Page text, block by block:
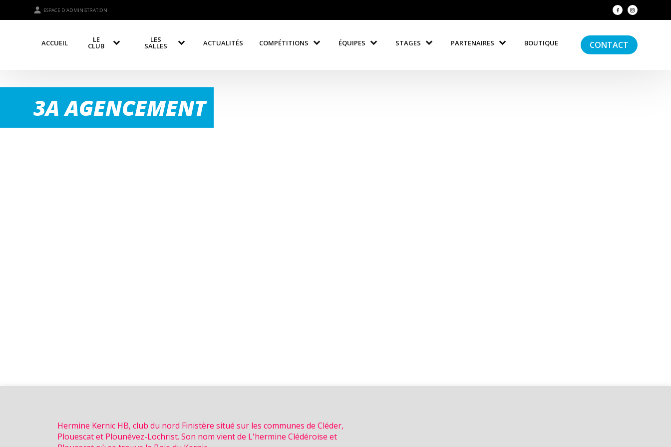
ESPACE D'ADMINISTRATION
ACCUEIL LE
CLUB
LES
SALLES ACTUALITÉS COMPÉTITIONS ÉQUIPES STAGES PARTENAIRES BOUTIQUE CONTACT
3A AGENCEMENT
Hermine Kernic HB, club du nord Finistère situé sur les communes de Cléder,
Plouescat et Plounévez-Lochrist. Son nom vient de L'hermine Clédéroise et